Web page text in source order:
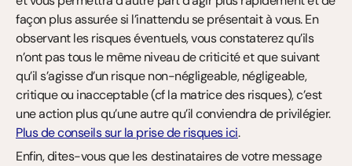
façon plus assurée si l’inattendu se présentait à vous. En
observant les risques éventuels, vous constaterez qu’ils
n’ont pas tous le même niveau de criticité et que suivant
qu’il s’agisse d’un risque non-négligeable, négligeable,
critique ou inacceptable (cf la matrice des risques), c’est
une action plus qu’une autre qu’il conviendra de privilégier.
Plus de conseils sur la prise de risques ici.
Enfin, dites-vous que les destinataires de votre message